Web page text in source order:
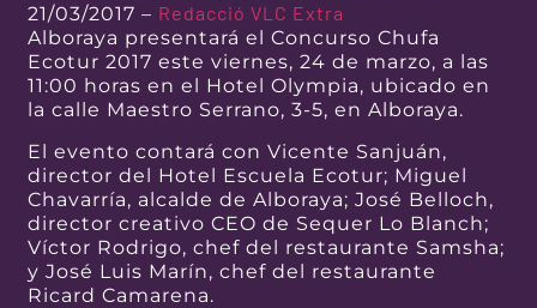
21/03/2017 – Redacció VLC Extra
Alboraya presentará el Concurso Chufa
Ecotur 2017 este viernes, 24 de marzo, a las
11:00 horas en el Hotel Olympia, ubicado en
la calle Maestro Serrano, 3-5, en Alboraya.
El evento contará con Vicente Sanjuán,
director del Hotel Escuela Ecotur; Miguel
Chavarría, alcalde de Alboraya; José Belloch,
director creativo CEO de Sequer Lo Blanch;
Víctor Rodrigo, chef del restaurante Samsha;
y José Luis Marín, chef del restaurante
Ricard Camarena.